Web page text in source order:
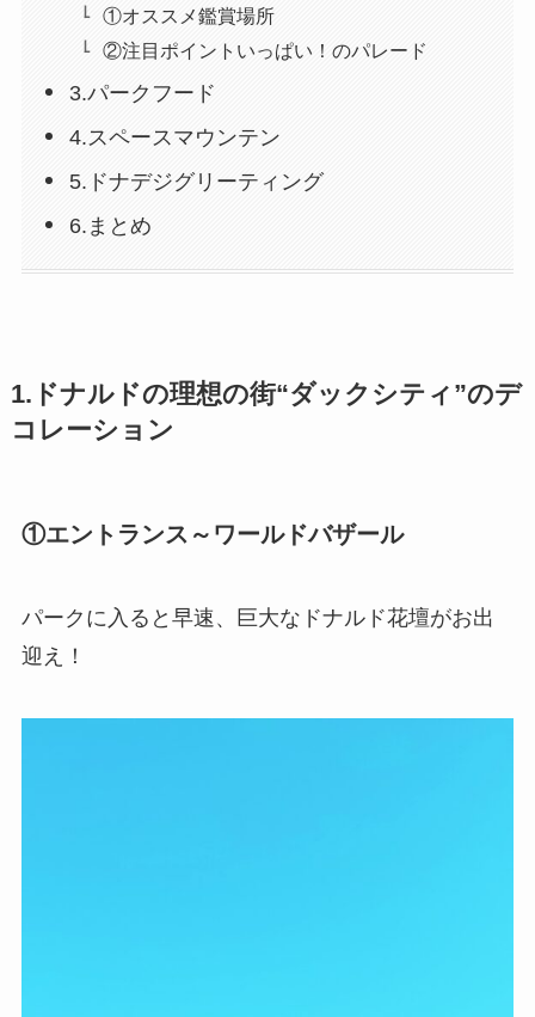
①オススメ鑑賞場所
②注目ポイントいっぱい！のパレード
3.パークフード
4.スペースマウンテン
5.ドナデジグリーティング
6.まとめ
1. ドナルドの理想の街“ダックシティ”のデ
コレーション
①エントランス～ワールドバザール
パークに入ると早速、巨大な ドナルド花壇がお出
迎え！